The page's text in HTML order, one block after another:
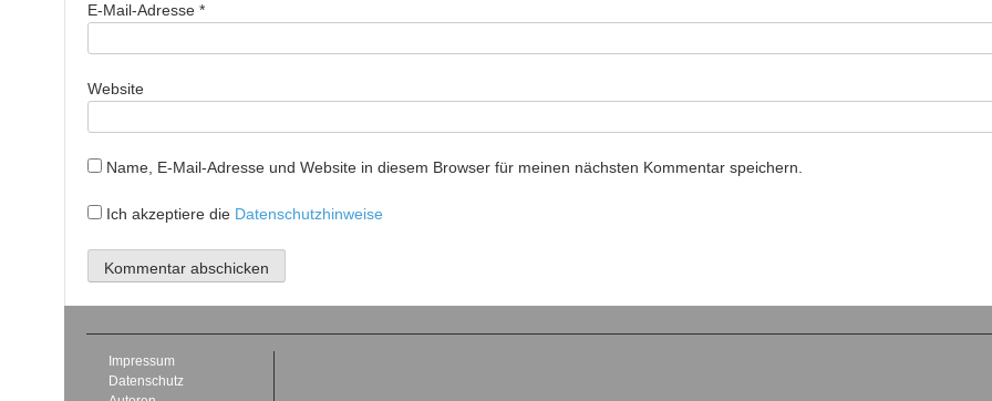
E-Mail-Adresse *
Website
Name, E-Mail-Adresse und Website in diesem Browser für meinen nächsten Kommentar speichern.
Ich akzeptiere die Datenschutzhinweise
Impressum
Datenschutz